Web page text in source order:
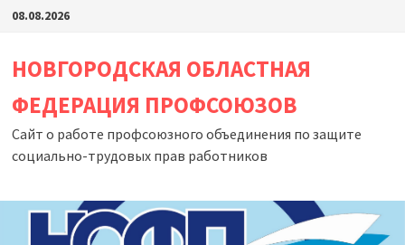
Перейти
содержимому
08.08.2026
НОВГОРОДСКАЯ ОБЛАСТНАЯ
ФЕДЕРАЦИЯ ПРОФСОЮЗОВ
Сайт о работе профсоюзного объединения по защите
социально-трудовых прав работников